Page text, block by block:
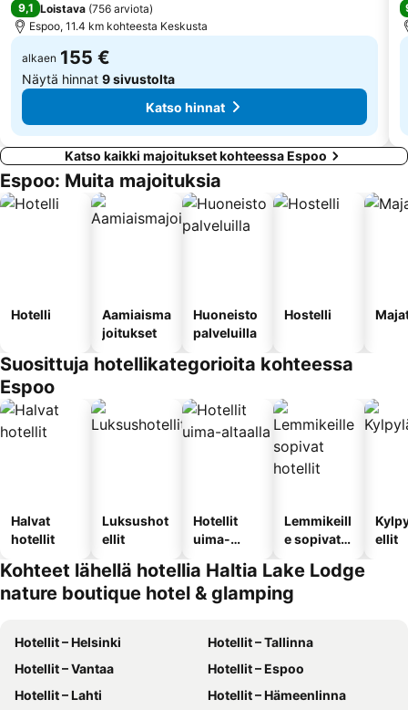
9,1 Loistava (756 arviota)
Espoo, 11.4 km kohteesta Keskusta
alkaen 155 €
Näytä hinnat 9 sivustolta
Katso hinnat
Katso kaikki majoitukset kohteessa Espoo
Espoo: Muita majoituksia
Hotelli
Aamiaisma
joitukset
Huoneisto
palveluilla
Hostelli
Suosittuja hotellikategorioita kohteessa
Espoo
Halvat
hotellit
Luksushot
ellit
Hotellit
uima-
Lemmikeill
e sopivat
ellit
Kohteet lähellä hotellia Haltia Lake Lodge
nature boutique hotel & glamping
Hotellit – Helsinki
Hotellit – Tallinna
Hotellit – Vantaa
Hotellit – Espoo
Hotellit – Lahti
Hotellit – Hämeenlinna